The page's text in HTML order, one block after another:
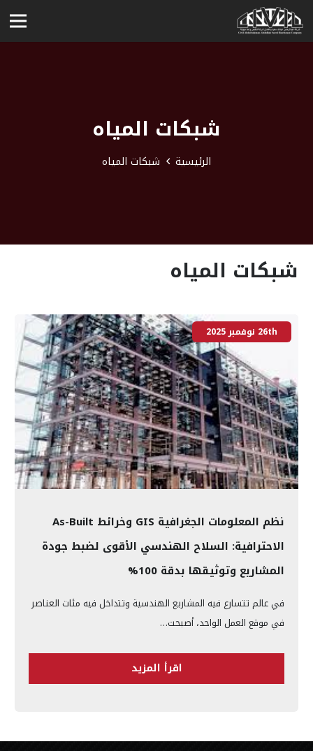
شبكات المياه
الرئيسية شبكات المياه
شبكات المياه
نظم المعلومات الجغرافية GIS وخرائط As-Built
الاحترافية: السلاح الهندسي الأقوى لضبط جودة
المشاريع وتوثيقها بدقة 100%
في عالم تتسارع فيه المشاريع الهندسية وتتداخل فيه مئات العناصر
في موقع العمل الواحد، أصبحت…
اقرأ المزيد
26th نوفمبر 2025